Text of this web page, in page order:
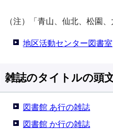
（注）「青山、仙北、松園
地区活動センター図書室
雑誌のタイトルの頭
図書館 あ行の雑誌
図書館 か行の雑誌